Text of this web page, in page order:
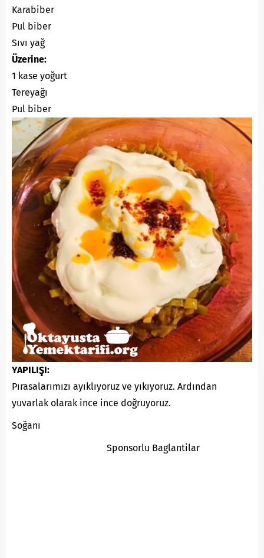
Karabiber
Pul biber
Sıvı yağ
Üzerine:
1 kase yoğurt
Tereyağı
Pul biber
YAPILIŞI:
Pırasalarımızı ayıklıyoruz ve yıkıyoruz. Ardından
yuvarlak olarak ince ince doğruyoruz.
Sponsorlu Baglantilar
Soğanı